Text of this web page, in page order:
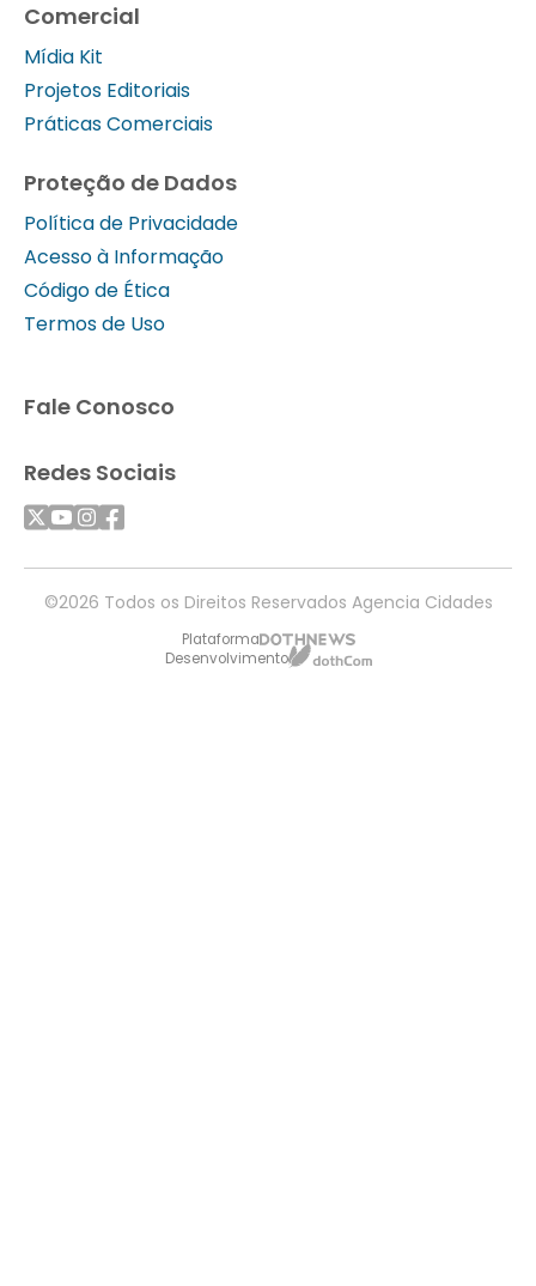
Comercial
Mídia Kit
Projetos Editoriais
Práticas Comerciais
Proteção de Dados
Política de Privacidade
Acesso à Informação
Código de Ética
Termos de Uso
Fale Conosco
Redes Sociais
©2026 Todos os Direitos Reservados Agencia Cidades
Plataforma
Desenvolvimento